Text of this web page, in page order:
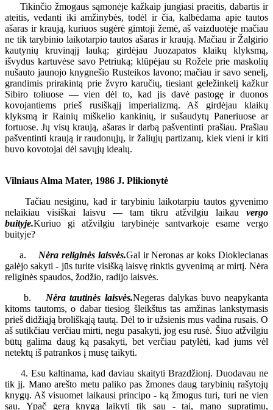
Tikinčio žmogaus sąmonėje kažkaip jungiasi praeitis, dabartis ir
ateitis, vedanti iki amžinybės, todėl ir čia, kalbėdama apie tautos
ašaras ir kraują, kuriuos sugėrė gimtoji žemė, aš vaizduotėje mačiau
ne tik tarybinio laikotarpio tautos ašaras ir kraują. Mačiau ir Žalgirio
kautynių kruvinąjį lauką; girdėjau Juozapatos klaikų klyksmą,
išvydus kartuvėse savo Petriuką; klūpėjau su Rožele prie maskolių
nušauto jaunojo knygnešio Rusteikos lavono; mačiau ir savo senelį,
grandimis prirakintą prie žvyro karučių, tiesiant geležinkelį kažkur
Sibiro toliuose — vien dėl to, kad jis davė pastogę ir duonos
kovojantiems prieš rusiškąjį imperializmą. Aš girdėjau klaikų
klyksmą ir Rainių miškelio kankinių, ir sušaudytų Paneriuose ar
fortuose. Jų visų kraują, ašaras ir darbą pašventinti prašiau. Prašiau
pašventinti kraują ir raudonųjų, ir žaliųjų partizanų, kiek vieni ir kiti
buvo kovotojai dėl savųjų idealų.
Vilniaus Alma Mater, 1986 J. Plikionytė
Tačiau nesiginu, kad ir tarybiniu laikotarpiu tautos gyvenimo
nelaikiau visiškai laisvu — tam tikru atžvilgiu laikau vergo
buityje.Kuriuo gi atžvilgiu tarybinėje santvarkoje esame vergo
buityje?
a. Nėra religinės laisvės.Gal ir Neronas ar koks Dioklecianas
galėjo sakyti - jūs turite visišką laisvę rinktis gyvenimą ar mirtį. Nėra
religinės spaudos, žodžio, radijo laisvės.
b. Nėra tautinės laisvės.Negeras dalykas buvo neapykanta
kitoms tautoms, o dabar tiesiog šleikštus tas amžinas lankstymasis
prieš didžiąją broliškąją tautą. Dėl to ir užsienis mus vadina rusais. O
aš sutikčiau verčiau mirti, negu pasakyti, jog esu rusė. Šiuo atžvilgiu
būtų galima daug ką pasakyti, bet verčiau patylėti, kad jums vėl
netektų iš patrankos į musę taikyti.
4. Esu kaltinama, kad daviau skaityti Brazdžionį. Duodavau ne
tik jį. Mano arešto metu paliko pas žmones daug tarybinių rašytojų
knygų. Aš visuomet laikausi principo - ką žmogus turi, turi ne vien
sau. Ypač gerą knygą laikyti tik sau - tai, mano supratimu,